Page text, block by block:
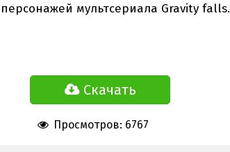
мультсериала Gravity falls.
Скачать
Просмотров: 6767